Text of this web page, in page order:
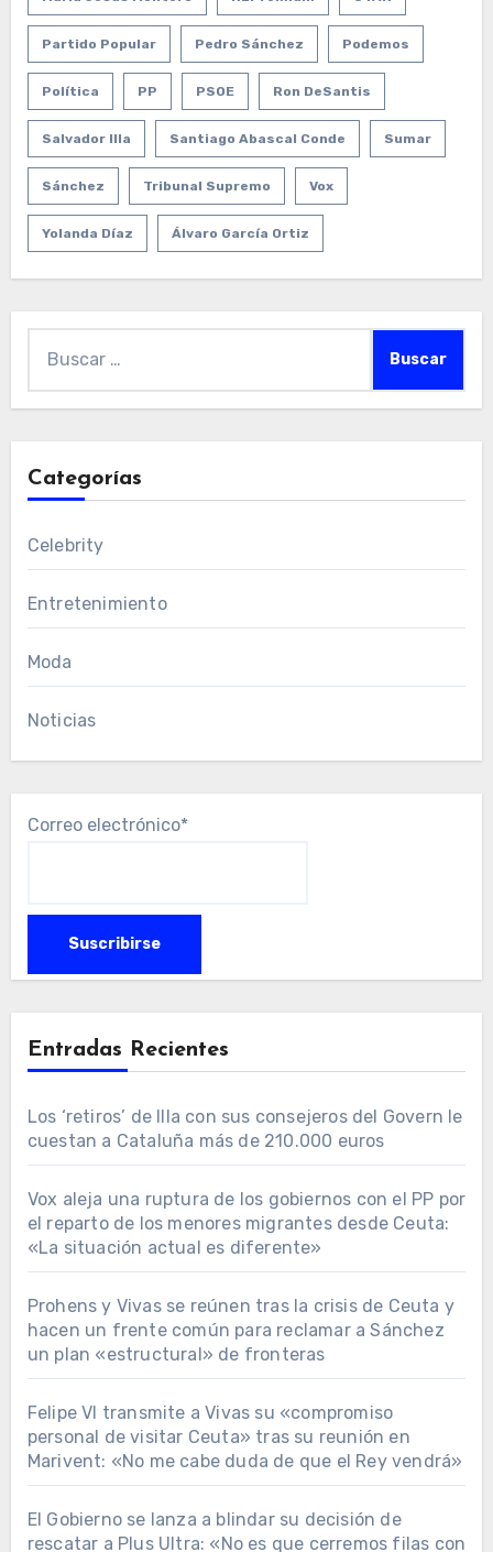
Partido Popular Pedro Sánchez Podemos
Política PP PSOE Ron DeSantis
Salvador Illa Santiago Abascal Conde Sumar
Sánchez Tribunal Supremo Vox
Yolanda Díaz Álvaro García Ortiz
Categorías
Celebrity
Entretenimiento
Moda
Noticias
Correo electrónico*
Entradas Recientes
Los ‘retiros’ de Illa con sus consejeros del Govern le
cuestan a Cataluña más de 210.000 euros
Vox aleja una ruptura de los gobiernos con el PP por
el reparto de los menores migrantes desde Ceuta:
«La situación actual es diferente»
Prohens y Vivas se reúnen tras la crisis de Ceuta y
hacen un frente común para reclamar a Sánchez
un plan «estructural» de fronteras
Felipe VI transmite a Vivas su «compromiso
personal de visitar Ceuta» tras su reunión en
Marivent: «No me cabe duda de que el Rey vendrá»
El Gobierno se lanza a blindar su decisión de
rescatar a Plus Ultra: «No es que cerremos filas con